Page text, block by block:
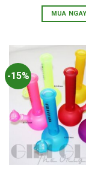
MUA NGAY
-15%